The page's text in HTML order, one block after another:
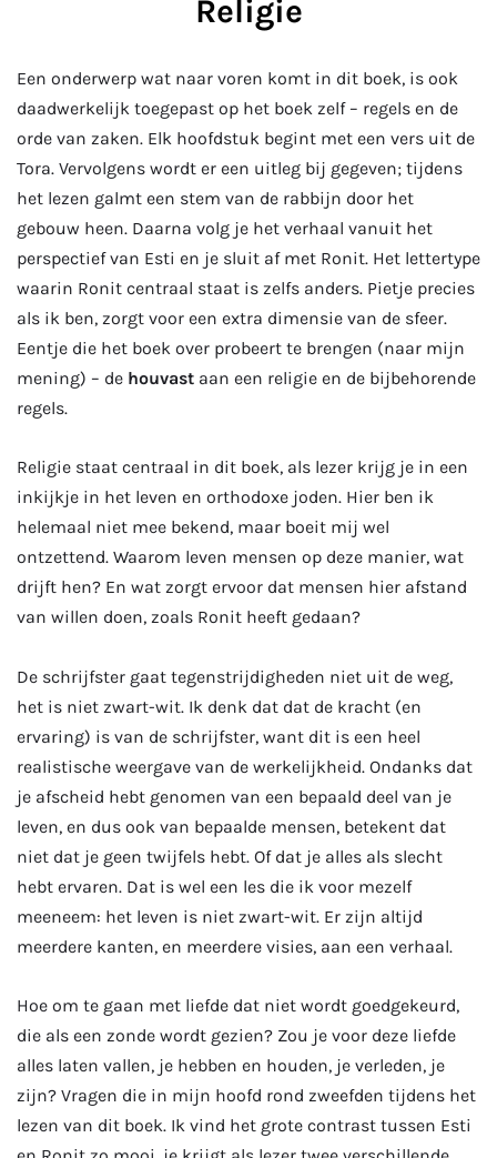
Religie
Een onderwerp wat naar voren komt in dit boek, is ook
daadwerkelijk toegepast op het boek zelf – regels en de
orde van zaken. Elk hoofdstuk begint met een vers uit de
Tora. Vervolgens wordt er een uitleg bij gegeven; tijdens
het lezen galmt een stem van de rabbijn door het
gebouw heen. Daarna volg je het verhaal vanuit het
perspectief van Esti en je sluit af met Ronit. Het lettertype
waarin Ronit centraal staat is zelfs anders. Pietje precies
als ik ben, zorgt voor een extra dimensie van de sfeer.
Eentje die het boek over probeert te brengen (naar mijn
mening) – de houvast aan een religie en de bijbehorende
regels.
Religie staat centraal in dit boek, als lezer krijg je in een
inkijkje in het leven en orthodoxe joden. Hier ben ik
helemaal niet mee bekend, maar boeit mij wel
ontzettend. Waarom leven mensen op deze manier, wat
drijft hen? En wat zorgt ervoor dat mensen hier afstand
van willen doen, zoals Ronit heeft gedaan?
De schrijfster gaat tegenstrijdigheden niet uit de weg,
het is niet zwart-wit. Ik denk dat dat de kracht (en
ervaring) is van de schrijfster, want dit is een heel
realistische weergave van de werkelijkheid. Ondanks dat
je afscheid hebt genomen van een bepaald deel van je
leven, en dus ook van bepaalde mensen, betekent dat
niet dat je geen twijfels hebt. Of dat je alles als slecht
hebt ervaren. Dat is wel een les die ik voor mezelf
meeneem: het leven is niet zwart-wit. Er zijn altijd
meerdere kanten, en meerdere visies, aan een verhaal.
Hoe om te gaan met liefde dat niet wordt goedgekeurd,
die als een zonde wordt gezien? Zou je voor deze liefde
alles laten vallen, je hebben en houden, je verleden, je
zijn? Vragen die in mijn hoofd rond zweefden tijdens het
lezen van dit boek. Ik vind het grote contrast tussen Esti